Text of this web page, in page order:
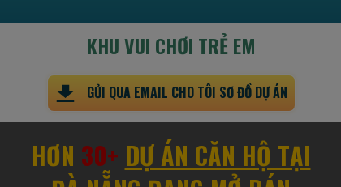
GỬI QUA EMAIL CHO TÔI SƠ ĐỒ DỰ ÁN
KHU VUI CHƠI TRẺ EM
HƠN 30+ DỰ ÁN CĂN HỘ TẠI